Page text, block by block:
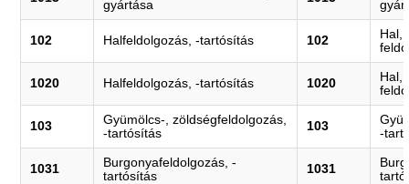
gyártása
102 Halfeldolgozás, -tartósítás 102
Hal,
1020 Halfeldolgozás, -tartósítás 1020
Hal,
103
Gyümölcs-, zöldségfeldolgozás,
-tartósítás
103
-
1031
Burgonyafeldolgozás, -
tartósítás
1031